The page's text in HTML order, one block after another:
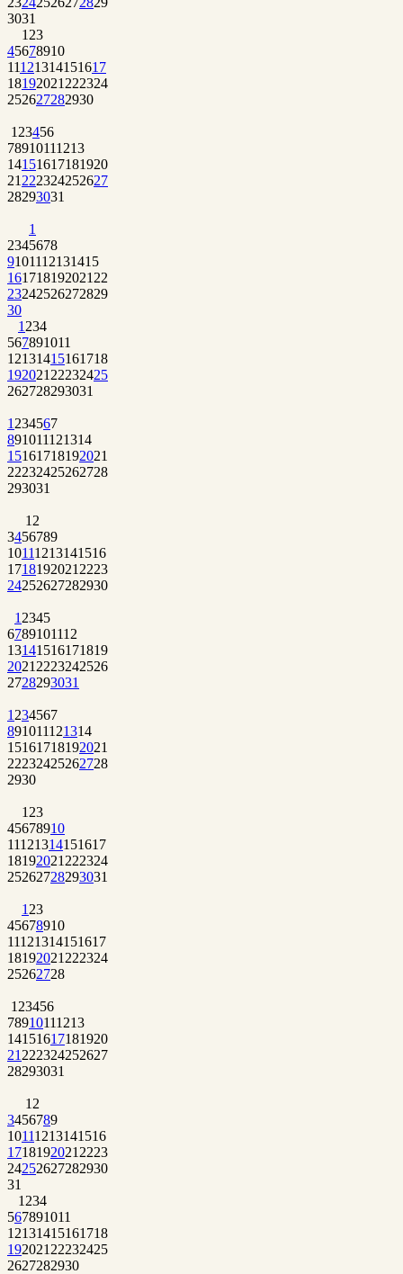
3031
1 23
45678910
11121314151617
18192021 222324
252627282930
1 23456
78910111213
14151617181920
21 222324252627
28293031
1
2345678
9101112131415
161718192021 22
23242526272829
30
1 234
567891011
12131415161718
192021 22232425
262728293031
1 234567
891011121314
15161718192021
22232425262728
293031
1 2
3456789
10111213141516
1718192021 2223
24252627282930
1 2345
6789101112
13141516171819
2021 2223242526
2728293031
1 234567
891011121314
15161718192021
22232425262728
2930
1 23
45678910
11121314151617
18192021 222324
25262728293031
1 23
45678910
11121314151617
18192021 222324
25262728
1 23456
78910111213
14151617181920
21 222324252627
28293031
1 2
3456789
10111213141516
1718192021 2223
24252627282930
31
1 234
567891011
12131415161718
192021 22232425
2627282930